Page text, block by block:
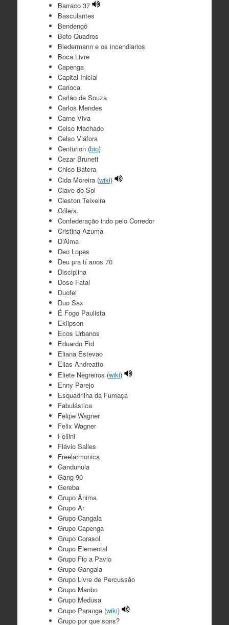
Barraco 37
Basculantes
Bendengô
Beto Quadros
Biedermann e os incendiarios
Boca Livre
Capenga
Capital Inicial
Carioca
Carlão de Souza
Carlos Mendes
Carne Viva
Celso Machado
Celso Viáfora
Centurion (bio)
Cezar Brunett
Chico Batera
Cida Moreira (wiki)
Clave do Sol
Cleston Teixeira
Cólera
Confederação indo pelo Corredor
Cristina Azuma
D’Alma
Deo Lopes
Deu pra tí anos 70
Disciplina
Dose Fatal
Duofel
Duo Sax
É Fogo Paulista
Eklipson
Ecos Urbanos
Eduardo Eid
Eliana Estevao
Elias Andreatto
Eliete Negreiros (wiki)
Enny Parejo
Esquadrilha da Fumaça
Fabulástica
Felipe Wagner
Felix Wagner
Fellini
Flávio Salles
Freelarmonica
Ganduhula
Gang 90
Gereba
Grupo Ânima
Grupo Ar
Grupo Cangala
Grupo Capenga
Grupo Corasol
Grupo Elemental
Grupo Fio a Pavio
Grupo Gangala
Grupo Livre de Percussão
Grupo Manbo
Grupo Medusa
Grupo Paranga (wiki)
Grupo por que sons?